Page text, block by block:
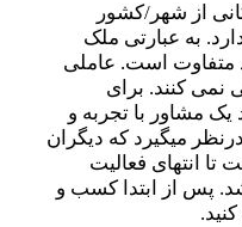
شهر/کشور
عبارتی ملک
است. عاملی
کنند. برای
با تجربه و
که دیگران
فعالیت
از ابتدا کسب و